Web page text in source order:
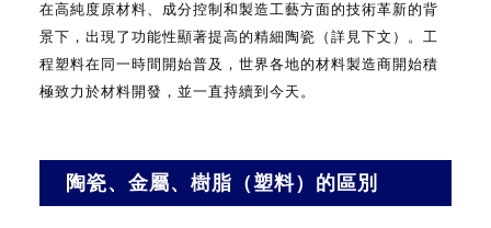
在高純度原材料、成分控制和製造工藝方面的技術革新的背
景下，出現了功能性顯著提高的精細陶瓷（詳見下文）。工
程塑料在同一時間開始普及，世界各地的材料製造商開始積
極致力於材料開發，並一直持續到今天。
陶瓷、金屬、樹脂（塑料）的區別